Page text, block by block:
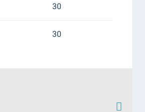
30
30